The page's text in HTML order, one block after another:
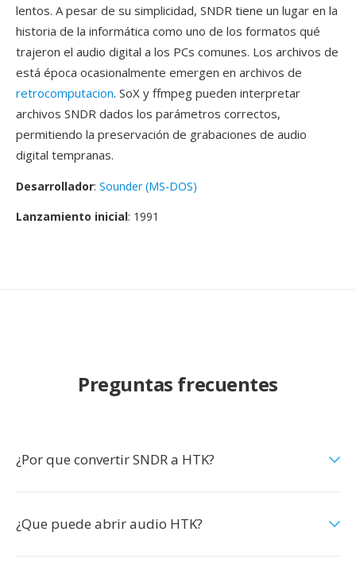
lentos. A pesar de su simplicidad, SNDR tiene un lugar en la
historia de la informática como uno de los formatos qué
trajeron el audio digital a los PCs comunes. Los archivos de
está época ocasionalmente emergen en archivos de
retrocomputacion. SoX y ffmpeg pueden interpretar
archivos SNDR dados los parámetros correctos,
permitiendo la preservación de grabaciones de audio
digital tempranas.
Desarrollador: Sounder (MS-DOS)
Lanzamiento inicial: 1991
Preguntas frecuentes
¿Por que convertir SNDR a HTK?
¿Que puede abrir audio HTK?